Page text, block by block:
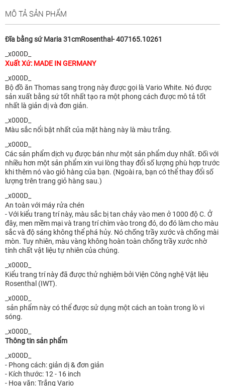
MÔ TẢ SẢN PHẨM
Đĩa bằng sứ Maria 31cmRosenthal- 407165.10261
_x000D_
Xuất Xứ: MADE IN GERMANY
_x000D_
Bộ đồ ăn Thomas sang trọng này được gọi là Vario White. Nó được
sản xuất bằng sứ tốt nhất tạo ra một phong cách được mô tả tốt
nhất là giản dị và đơn giản.
_x000D_
Màu sắc nổi bật nhất của mặt hàng này là màu trắng.
_x000D_
Các sản phẩm dịch vụ được bán như một sản phẩm duy nhất. Đối với
nhiều hơn một sản phẩm xin vui lòng thay đổi số lượng phù hợp trước
khi thêm nó vào giỏ hàng của bạn. (Ngoài ra, bạn có thể thay đổi số
lượng trên trang giỏ hàng sau.)
_x000D_
An toàn với máy rửa chén
- Với kiểu trang trí này, màu sắc bị tan chảy vào men ở 1000 độ C. Ở
đây, men mềm mại và trang trí chìm vào trong đó, do đó làm cho màu
sắc và độ sáng không thể phá hủy. Nó chống trầy xước và chống mài
mòn. Tuy nhiên, màu vàng không hoàn toàn chống trầy xước nhờ
tính chất vật liệu tự nhiên của chúng.
_x000D_
Kiểu trang trí này đã được thử nghiệm bởi Viện Công nghệ Vật liệu
Rosenthal (IWT).
_x000D_
sản phẩm này có thể được sử dụng một cách an toàn trong lò vi
sóng.
_x000D_
Thông tin sản phẩm
_x000D_
- Phong cách: giản dị & đơn giản
- Kích thước: 12 - 16 inch
- Hoa văn: Trắng Vario